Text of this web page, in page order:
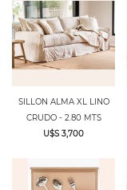
SILLON ALMA XL LINO
CRUDO - 2.80 MTS
U$S 3,700